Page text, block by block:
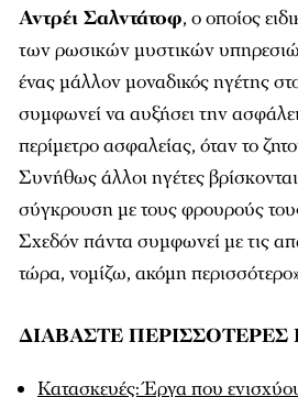
Αντρέι Σαλντάτοφ, ο οποίος
των ρωσικών μυστικών
ένας μάλλον μοναδικός ηγέτης
συμφωνεί να αυξήσει την
περίμετρο ασφαλείας, όταν το
Συνήθως άλλοι ηγέτες
σύγκρουση με τους φρουρούς
Σχεδόν πάντα συμφωνεί με τις
τώρα, νομίζω, ακόμη
ΔΙΑΒΑΣΤΕ ΠΕΡΙΣΣΟΤΕΡΕΣ
Κατασκευές: Έργα που